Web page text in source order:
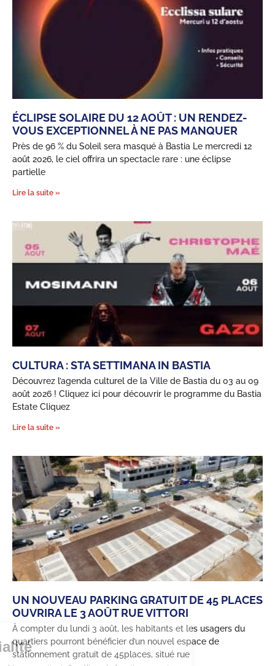
Confidentialité
ÉCLIPSE SOLAIRE DU 12 AOÛT : UN RENDEZ-
VOUS EXCEPTIONNEL À NE PAS MANQUER
Près de 96 % du Soleil sera masqué à Bastia Le mercredi 12
août 2026, le ciel offrira un spectacle rare : une éclipse
partielle
Lire la suite »
CULTURA : STA SETTIMANA IN BASTIA
Découvrez l’agenda culturel de la Ville de Bastia du 03 au 09
août 2026 ! Cliquez ici pour découvrir le programme du Bastia
Estate Cliquez
Lire la suite »
UN NOUVEAU PARKING GRATUIT DE 45 PLACES
OUVRIRA LE 3 AOÛT RUE VITTORI
À compter du lundi 3 août, les habitants et les usagers du
quartiers pourront bénéficier d’un nouvel espace de
stationnement gratuit de 45places, situé rue